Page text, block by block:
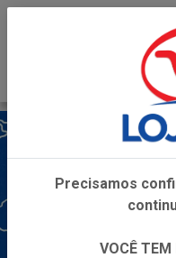
Precisamos
VOCÊ TEM